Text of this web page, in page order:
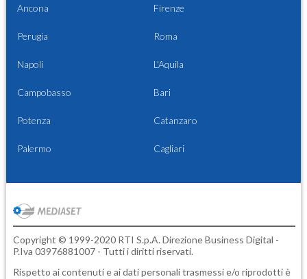
Ancona Firenze
Perugia Roma
Napoli L'Aquila
Campobasso Bari
Potenza Catanzaro
Palermo Cagliari
Copyright © 1999-2020 RTI S.p.A. Direzione Business Digital -
P.Iva 03976881007 - Tutti i diritti riservati.
Rispetto ai contenuti e ai dati personali trasmessi e/o riprodotti è